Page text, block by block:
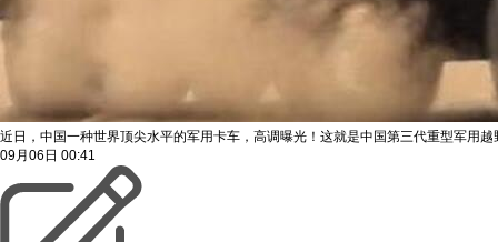
近日，中国一种世界顶尖水平的军用卡车，高调曝光！这就是中国第三代重型军用
09月06日 00:41